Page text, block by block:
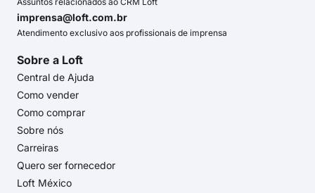
imprensa@loft.com.br
Atendimento exclusivo aos profissionais de imprensa
Sobre a Loft
Central de Ajuda
Como vender
Como comprar
Sobre nós
Carreiras
Quero ser fornecedor
Loft México